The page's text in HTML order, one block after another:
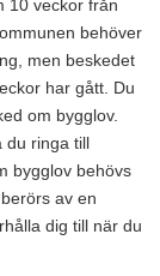
10 veckor från
behöver
men beskedet
har gått. Du
om bygglov.
du ringa till
bygglov behövs
av en
dig till när du